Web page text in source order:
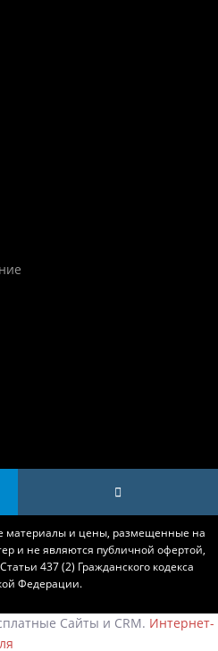
материалы и цены, размещенные на
и не являются публичной офертой,
437 (2) Гражданского кодекса
Федерации.
Сайты и CRM. Интернет-